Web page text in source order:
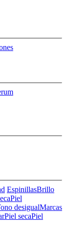
EspinillasBrillo
Piel
desigualMarcas
Piel secaPiel